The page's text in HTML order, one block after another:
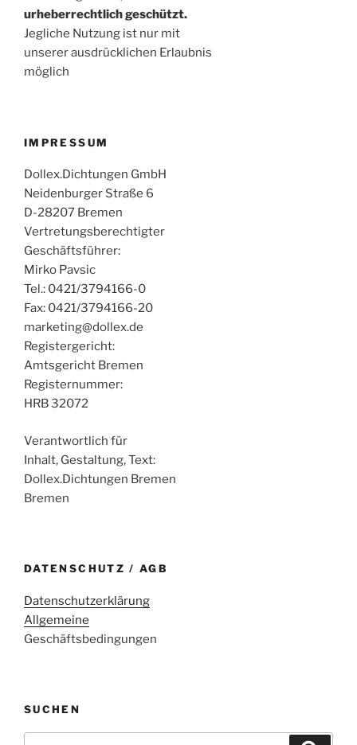
urheberrechtlich geschützt.
Jegliche Nutzung ist nur mit
unserer ausdrücklichen Erlaubnis
möglich
IMPRESSUM
Dollex.Dichtungen GmbH
Neidenburger Straße 6
D-28207 Bremen
Vertretungsberechtigter
Geschäftsführer:
Mirko Pavsic
Tel.: 0421/3794166-0
Fax: 0421/3794166-20
marketing@dollex.de
Registergericht:
Amtsgericht Bremen
Registernummer:
HRB 32072
Verantwortlich für
Inhalt, Gestaltung, Text:
Dollex.Dichtungen Bremen
Bremen
DATENSCHUTZ / AGB
Datenschutzerklärung
Allgemeine
Geschäftsbedingungen
SUCHEN